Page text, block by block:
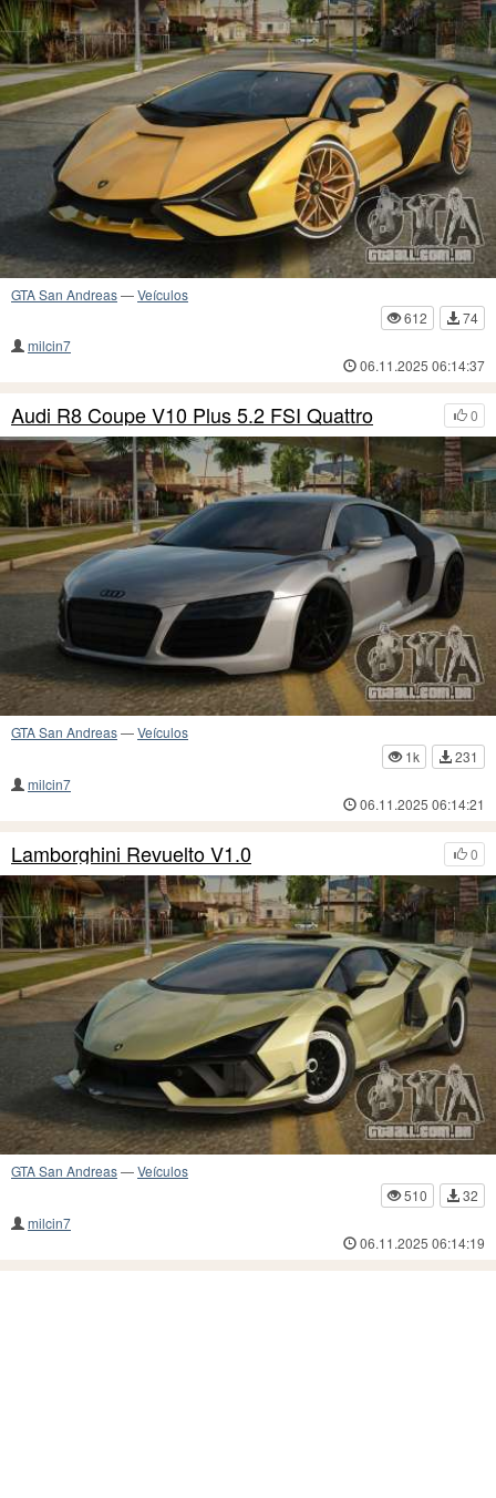
GTA San Andreas—Veículos
612
74
milcin7
06.11.2025 06:14:37
0
Audi R8 Coupe V10 Plus 5.2 FSI Quattro
GTA San Andreas—Veículos
1k
231
milcin7
06.11.2025 06:14:21
0
Lamborghini Revuelto V1.0
GTA San Andreas—Veículos
510
32
milcin7
06.11.2025 06:14:19